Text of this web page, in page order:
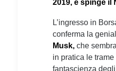
2019, e spinge il
L’ingresso in
conferma la
Musk, che
in pratica le
fantascienza